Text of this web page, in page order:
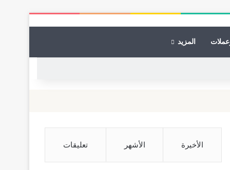
المزيد
الأخيرة الأشهر تعليقات